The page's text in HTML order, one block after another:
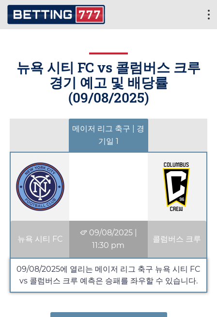
뉴욕 시티 FC vs 콜럼버스 크루
경기 예고 및 배당률
(09/08/2025)
메이저 리그 축구 | 경
기일 1
뉴욕 시티 FC
09/08/2025|
11:30 pm
콜럼버스 크루
09/08/2025에 열리는 메이저 리그 축구 뉴욕 시티 FC
vs 콜럼버스 크루 예측은 승패를 좌우할 수 있습니다.